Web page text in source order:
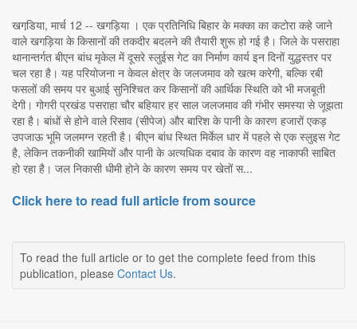
खगडि़या, मार्च 12 -- खगड़िया । एक प्रतिनिधि बिहार के मक्का का कटोरा कहे जाने
वाले खगड़िया के किसानों की तकदीर बदलने की तैयारी शुरू हो गई है। जिले के पसराहा
थानान्तर्गत बीएन बांध मृकेल में दूसरे स्लुईस गेट का निर्माण कार्य इन दिनों युद्धस्तर पर
चल रहा है। यह परियोजना न केवल क्षेत्र के जलजमाव को खत्म करेगी, बल्कि रबी
फसलों की समय पर बुआई सुनिश्चित कर किसानों की आर्थिक स्थिति को भी मजबूती
देगी। गोगरी प्रखंड पसराहा चौर बहियार हर साल जलजमाव की गंभीर समस्या से जूझता
रहा है। बांधों से होने वाले रिसाव (सीपेज) और बारिश के पानी के कारण हजारों एकड़
उपजाऊ भूमि जलमग्न रहती है। बीएन बांध स्थित मिर्केल धार में पहले से एक स्लुइस गेट
है, लेकिन तकनीकी खामियों और पानी के अत्यधिक दबाव के कारण वह नाकाफी साबित
हो रहा है। जल निकासी धीमी होने के कारण समय पर खेतों स...
Click here to read full article from source
To read the full article or to get the complete feed from this
publication, please Contact Us.